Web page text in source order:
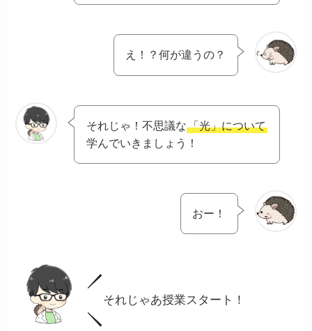
え！？何が違うの？
それじゃ！不思議な「光」について
学んでいきましょう！
おー！
それじゃあ授業スタート！